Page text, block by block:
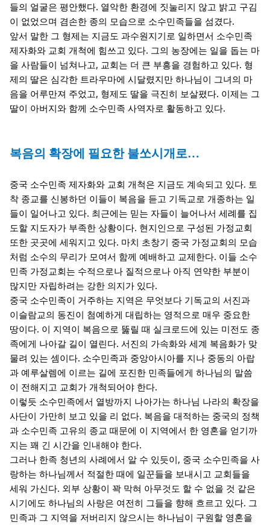
들의 얼굴은 평안했다. 열악한 환경에 짓눌리지 않고 밝고 구김
이 없었으며 겸손한 종의 모습으로 소수민족들을 섬겼다.
앞서 말한 그 형제는 지금도 과수원지기로 일하면서 소수민족
제자화와 교회 개척에 힘쓰고 있다. 그의 농장에는 일을 돕는 마
을 사람들이 넘쳐나고, 교회는 더 큰 부흥을 경험하고 있다. 형
제의 딸은 심각한 트라우마에 시달렸지만 하나님이 그녀의 마
음을 어루만져 주었고, 형제도 딸을 극진히 보살폈다. 이제는 그
딸이 아버지와 함께 소수민족 사역자로 활동하고 있다.
복음의 확장에 필요한 불쏘시개로…
중국 소수민족 제자화와 교회 개척은 지금도 계속되고 있다. 토
착 종교를 신봉하던 이들이 복음을 듣고 기독교로 개종하는 일
들이 일어나고 있다. 최근에는 믿는 자들이 늘어나서 세례를 집
도할 지도자가 부족한 상황이다. 현지인으로 구성된 가정교회
또한 곳곳에 세워지고 있다. 마치 초창기 중국 가정교회의 모습
처럼 소수의 무리가 모여서 함께 예배하고 교제한다. 이들 소수
민족 가정교회는 수적으로나 질적으로나 아직 연약한 부분이
많지만 자립하려는 강한 의지가 있다.
중국 소수민족이 거주하는 지역은 무엇보다 기독교의 서진과
이슬람교의 동진이 첨예하게 대립하는 영적으로 매우 중요한
땅이다. 이 지역이 복음으로 뚫릴 때 실크로드에 있는 미전도 종
족에게 나아갈 길이 열린다. 서진의 가속화와 세계 복음화가 맞
물려 있는 셈이다. 소수민족과 중앙아시아를 지나 중동의 아랍
과 예루살렘에 이르는 길에 포진한 민족들에게 하나님의 말씀
이 전해지고 교회가 개척되어야 한다.
이렇듯 소수민족에서 열방까지 나아가는 하나님 나라의 확장을
사단이 가만히 보고 있을 리 없다. 복음을 대적하는 중국의 정책
과 소수민족 고유의 종교 때문에 이 지역에서 한 영혼을 얻기까
지는 꽤 긴 시간을 인내해야 한다.
그러나 한족 청년의 사례에서 알 수 있듯이, 중국 소수민족을 사
랑하는 하나님께서 적절한 때에 일꾼들을 보내시고 교회들을
세워 가신다. 외부 상황이 꽉 막혀 아무것도 할 수 없을 것 같은
시기에도 하나님의 사랑은 여전히 그들을 향해 흐르고 있다. 그
민족과 그 지역을 저버리지 않으시는 하나님이 구원할 영혼을